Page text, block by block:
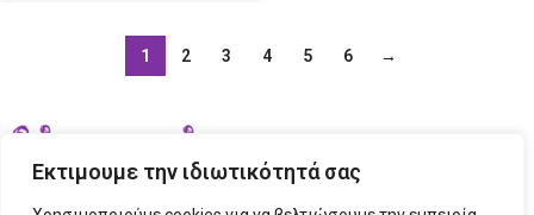
Εκτιμουμε την ιδιωτικότητά σας
1 2 3 4 5 6 →